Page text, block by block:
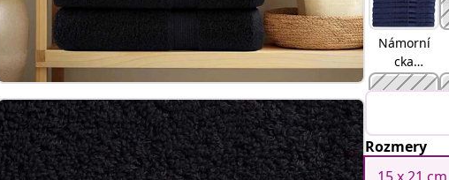
Námorní
cka
modrá
Oranžová
Rozmery